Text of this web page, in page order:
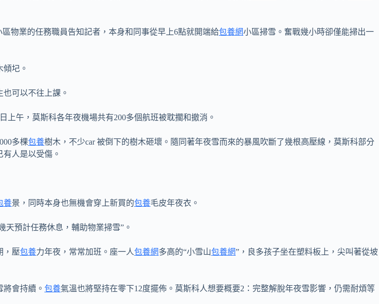
物業的任務職員告知記者，本身和同事從早上6點就開端給包養網小區掃雪。奮戰幾小時卻僅能掃出一
傾圮。
可以不往上課。
午，莫斯科各年夜機場共有200多個航班被耽擱和撤消。
多棵包養樹木，不少car 被倒下的樹木砸壞。隨同著年夜雪而來的暴風吹斷了幾根高壓線，莫斯科部分
人是以受傷。
養景，同時本身也無機會穿上新買的包養毛皮年夜衣。
天預計任務休息，輔助物業掃雪”。
，壓包養力年夜，常常加班。座一人包養網多高的“小雪山包養網”，良多孩子坐在塑料板上，尖叫著從坡
會持續。 包養氣溫也將堅持在零下12度擺佈。莫斯科人想要概要2：完整解脫年夜雪影響，仍需耐煩等